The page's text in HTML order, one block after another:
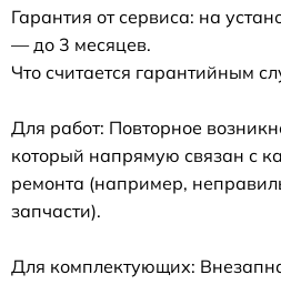
Гарантия от сервиса: на
— до 3 месяцев.
Что считается гарантийным
Для работ: Повторное
который напрямую связан с
ремонта (например,
запчасти).
Для комплектующих: